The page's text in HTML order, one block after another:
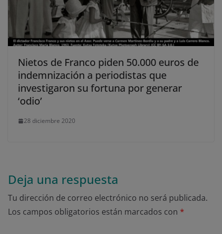
Nietos de Franco piden 50.000 euros de
indemnización a periodistas que
investigaron su fortuna por generar
‘odio’
28 diciembre 2020
Deja una respuesta
Tu dirección de correo electrónico no será publicada.
Los campos obligatorios están marcados con *